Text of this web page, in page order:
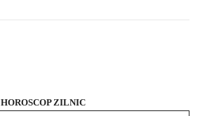
HOROSCOP ZILNIC